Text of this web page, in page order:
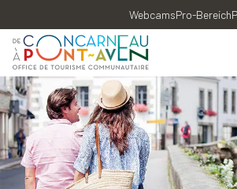
WebcamsPro-Bereich